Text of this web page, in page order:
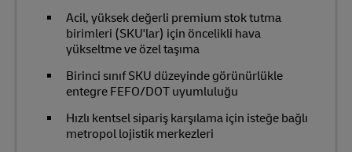
Acil, yüksek değerli premium stok tutma
birimleri (SKU'lar) için öncelikli hava
yükseltme ve özel taşıma
Birinci sınıf SKU düzeyinde görünürlükle
entegre FEFO/DOT uyumluluğu
Hızlı kentsel sipariş karşılama için isteğe bağlı
metropol lojistik merkezleri